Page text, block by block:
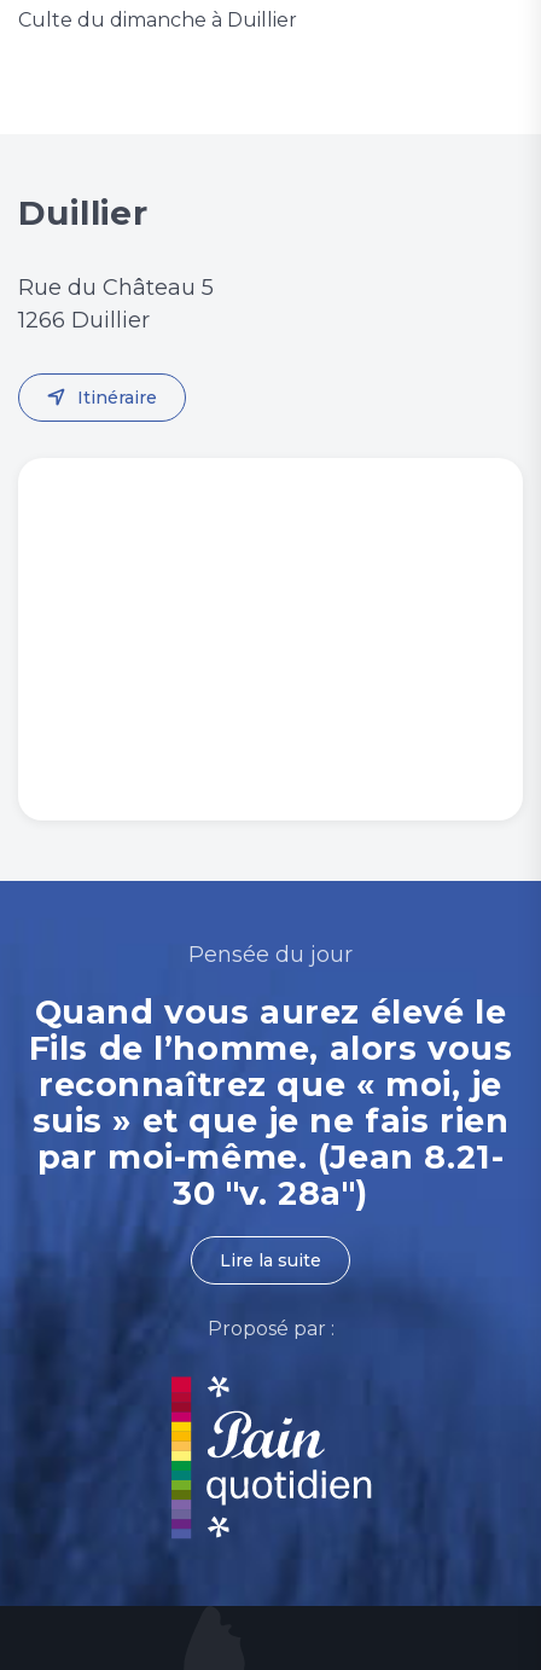
Culte du dimanche à Duillier
Duillier
Rue du Château 5
1266 Duillier
Itinéraire
Pensée du jour
Quand vous aurez élevé le
Fils de l’homme, alors vous
reconnaîtrez que « moi, je
suis » et que je ne fais rien
par moi-même. (Jean 8.21-
30 "v. 28a")
Lire la suite
Proposé par :